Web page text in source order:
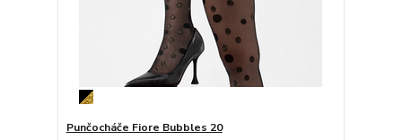
Punčocháče Fiore Bubbles 20